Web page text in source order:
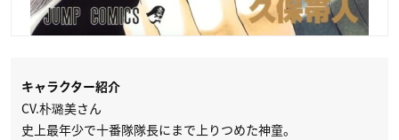
キャラクター紹介
CV.朴璐美さん
史上最年少で十番隊隊長にまで上りつめた神童。